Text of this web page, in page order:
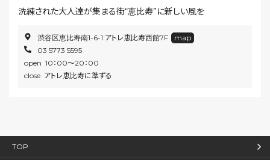
洗練された大人達が集まる街“恵比寿”に新しい風を
渋谷区恵比寿南1-6-1 アトレ恵比寿西館7F
map
03 5773 5595
open 10：00〜20：00
close アトレ恵比寿に準ずる
TOP